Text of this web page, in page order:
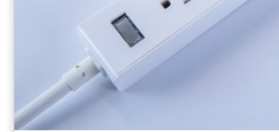
壓穩定狀態,保護電器用品,延長使用壽命
4.過載保護自動斷電紅燈開關
Breaker And Lighted Switch
使用中若自動斷電開關跳脫,表示使用超
將暫時不需使用之插座開關關閉,等一分